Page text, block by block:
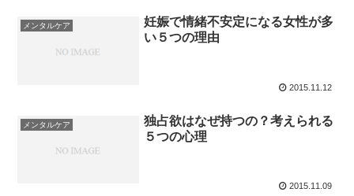
メンタルケア
妊娠で情緒不安定になる女性が多
い５つの理由
2015.11.12
メンタルケア
独占欲はなぜ持つの？考えられる
５つの心理
2015.11.09